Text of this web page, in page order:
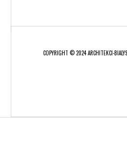
COPYRIGHT © 2024 ARCHITEKCI-